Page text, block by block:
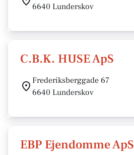
6640 Lunderskov
C.B.K. HUSE ApS
Frederiksberggade 67
6640 Lunderskov
EBP Ejendomme ApS